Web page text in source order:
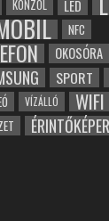
KONZOL LED
NFC
OKOSÓRA
SPORT
VÍZÁLLÓ WIFI